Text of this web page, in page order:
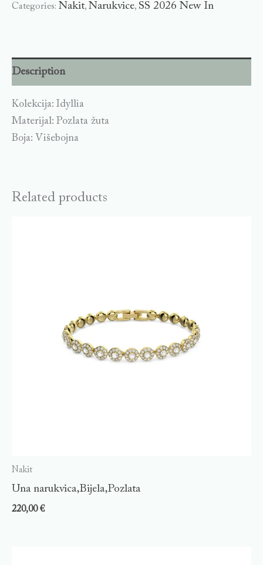
Categories: Nakit, Narukvice, SS 2026 New In
Description
Kolekcija: Idyllia
Materijal: Pozlata žuta
Boja: Višebojna
Related products
Nakit
Una narukvica,Bijela,Pozlata
220,00€